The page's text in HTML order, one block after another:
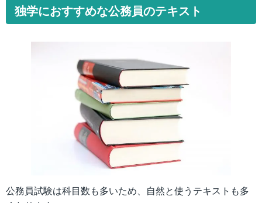
独学におすすめな公務員のテキスト
公務員試験は科目数も多いため、自然と使うテキストも多